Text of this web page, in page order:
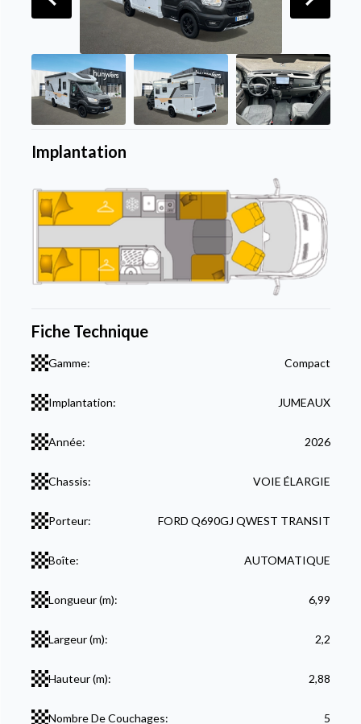
Implantation
Fiche Technique
Gamme: Compact
Implantation: JUMEAUX
Année: 2026
Chassis: VOIE ÉLARGIE
Porteur: FORD Q690GJ QWEST TRANSIT
Boîte: AUTOMATIQUE
Longueur (m): 6,99
Largeur (m): 2,2
Hauteur (m): 2,88
Nombre De Couchages: 5